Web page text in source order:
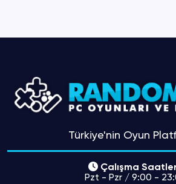
Türkiye'nin Oyun
Çalışma
Pzt - Pzr / 9:00 -